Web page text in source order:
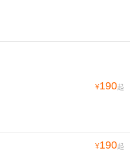
¥190起
¥190起